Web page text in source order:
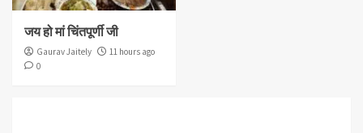
जय हो मां चिंतपूर्णी जी
Gaurav Jaitely
11 hours ago
0